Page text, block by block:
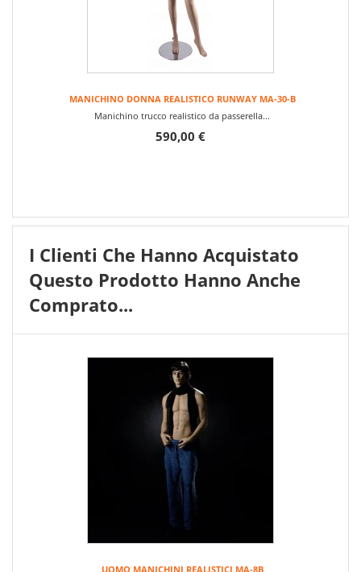
MANICHINO DONNA REALISTICO RUNWAY MA-30-B
Manichino trucco realistico da passerella...
590,00 €
I Clienti Che Hanno Acquistato
Questo Prodotto Hanno Anche
Comprato...
UOMO MANICHINI REALISTICI MA-8B